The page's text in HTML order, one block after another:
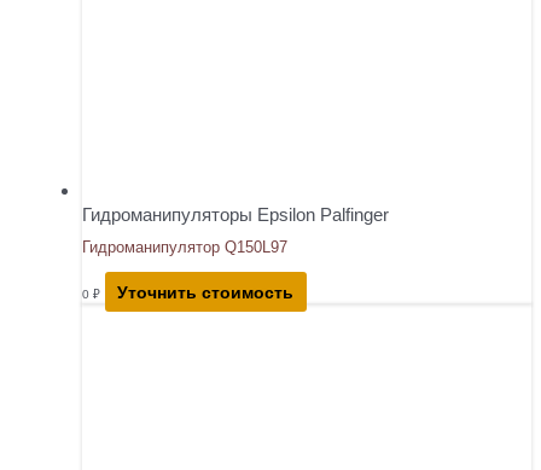
Гидроманипуляторы Epsilon Palfinger
Гидроманипулятор Q150L97
0 ₽ Уточнить стоимость